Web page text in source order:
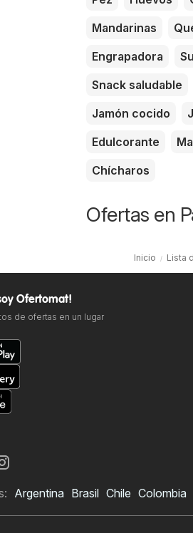
Mandarinas
Engrapadora
Snack saludable
Jamón cocido
Edulcorante
Chícharos
Ofertas en
Inicio Lista
Ofertomat!
de ofertas en un lugar
Argentina Brasil Chile Colombia